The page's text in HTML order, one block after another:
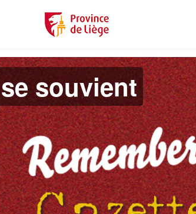
souvient